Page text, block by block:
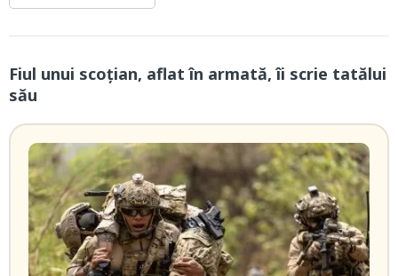
Fiul unui scoţian, aflat în armată, îi scrie tatălui
său